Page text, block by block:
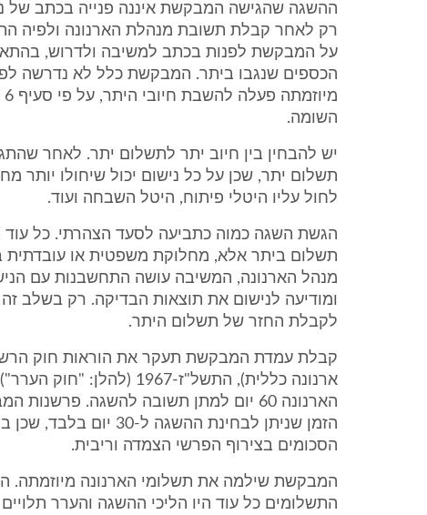
ההשגה שהגישה המבקשת איננה פנייה בכתב של
רק לאחר קבלת תשובת מנהלת הארנונה ולפיה
על המבקשת לפנות בכתב למשיבה ולדרוש,
הכספים שנגבו ביתר. המבקשת כלל לא נדרשה
השומה.
יש להבחין בין חיוב יתר לתשלום יתר. לאחר
תשלום יתר, שכן על כל נישום יכול שיחולו יותר
לחול עליו היטלי פיתוח, היטל השבחה ועוד.
הגשת השגה כמוה כתביעה לסעד הצהרתי. כל עוד
תשלום ביתר אלא, מחלוקת משפטית או עובדתית
מנהל הארנונה, המשיבה עושה התחשבנות עם
ומודיעה לנישום את תוצאות הבדיקה. רק בשלב
לקבלת החזר של תשלום היתר.
קבלת עמדת המבקשת תעקר את הוראות חוק
הארנונה 60 יום למתן תשובה להשגה.
הסכומים בצירוף הפרשי הצמדה וריבית.
המבקשת שילמה את תשלומי הארנונה מיוזמתה.
התשלומים כל עוד היו הליכי ההשגה והערר תלויים